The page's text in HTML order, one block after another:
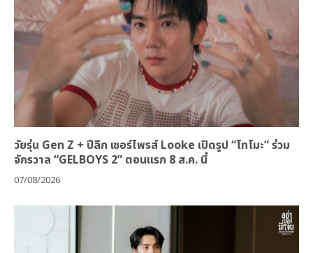
วัยรุ่น Gen Z + ปีลึก เซอร์ไพรส์ Looke เปิดรูป “โทโมะ” ร่วม
จักรวาล “GELBOYS 2” ตอนแรก 8 ส.ค. นี้
07/08/2026